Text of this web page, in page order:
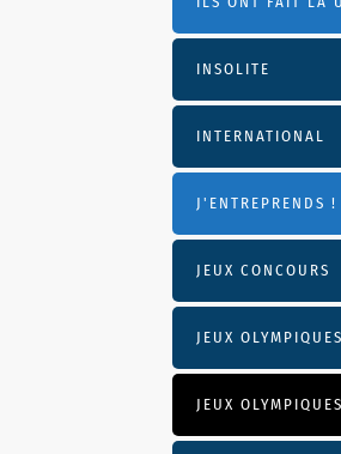
INSOLITE
INTERNATIONAL
JEUX CONCOURS
JEUX OLYMPIQUES
JEUX